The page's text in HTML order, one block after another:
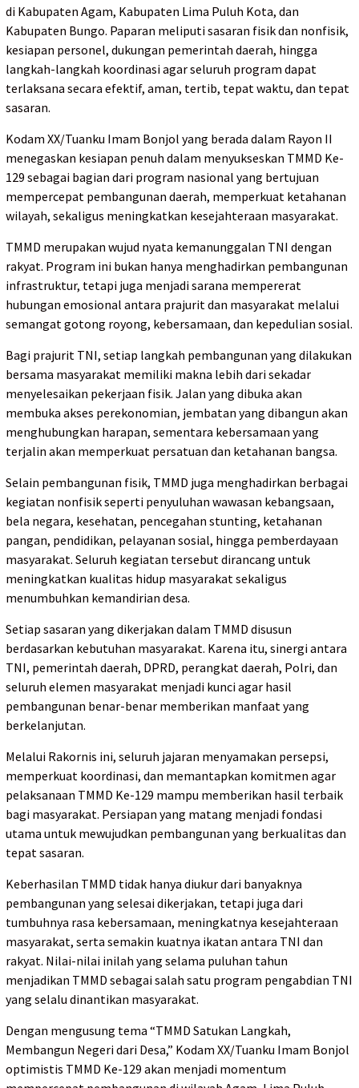
di Kabupaten Agam, Kabupaten Lima Puluh Kota, dan
Kabupaten Bungo. Paparan meliputi sasaran fisik dan nonfisik,
kesiapan personel, dukungan pemerintah daerah, hingga
langkah-langkah koordinasi agar seluruh program dapat
terlaksana secara efektif, aman, tertib, tepat waktu, dan tepat
sasaran.
Kodam XX/Tuanku Imam Bonjol yang berada dalam Rayon II
menegaskan kesiapan penuh dalam menyukseskan TMMD Ke-
129 sebagai bagian dari program nasional yang bertujuan
mempercepat pembangunan daerah, memperkuat ketahanan
wilayah, sekaligus meningkatkan kesejahteraan masyarakat.
TMMD merupakan wujud nyata kemanunggalan TNI dengan
rakyat. Program ini bukan hanya menghadirkan pembangunan
infrastruktur, tetapi juga menjadi sarana mempererat
hubungan emosional antara prajurit dan masyarakat melalui
semangat gotong royong, kebersamaan, dan kepedulian sosial.
Bagi prajurit TNI, setiap langkah pembangunan yang dilakukan
bersama masyarakat memiliki makna lebih dari sekadar
menyelesaikan pekerjaan fisik. Jalan yang dibuka akan
membuka akses perekonomian, jembatan yang dibangun akan
menghubungkan harapan, sementara kebersamaan yang
terjalin akan memperkuat persatuan dan ketahanan bangsa.
Selain pembangunan fisik, TMMD juga menghadirkan berbagai
kegiatan nonfisik seperti penyuluhan wawasan kebangsaan,
bela negara, kesehatan, pencegahan stunting, ketahanan
pangan, pendidikan, pelayanan sosial, hingga pemberdayaan
masyarakat. Seluruh kegiatan tersebut dirancang untuk
meningkatkan kualitas hidup masyarakat sekaligus
menumbuhkan kemandirian desa.
Setiap sasaran yang dikerjakan dalam TMMD disusun
berdasarkan kebutuhan masyarakat. Karena itu, sinergi antara
TNI, pemerintah daerah, DPRD, perangkat daerah, Polri, dan
seluruh elemen masyarakat menjadi kunci agar hasil
pembangunan benar-benar memberikan manfaat yang
berkelanjutan.
Melalui Rakornis ini, seluruh jajaran menyamakan persepsi,
memperkuat koordinasi, dan memantapkan komitmen agar
pelaksanaan TMMD Ke-129 mampu memberikan hasil terbaik
bagi masyarakat. Persiapan yang matang menjadi fondasi
utama untuk mewujudkan pembangunan yang berkualitas dan
tepat sasaran.
Keberhasilan TMMD tidak hanya diukur dari banyaknya
pembangunan yang selesai dikerjakan, tetapi juga dari
tumbuhnya rasa kebersamaan, meningkatnya kesejahteraan
masyarakat, serta semakin kuatnya ikatan antara TNI dan
rakyat. Nilai-nilai inilah yang selama puluhan tahun
menjadikan TMMD sebagai salah satu program pengabdian TNI
yang selalu dinantikan masyarakat.
Dengan mengusung tema “TMMD Satukan Langkah,
Membangun Negeri dari Desa,” Kodam XX/Tuanku Imam Bonjol
optimistis TMMD Ke-129 akan menjadi momentum